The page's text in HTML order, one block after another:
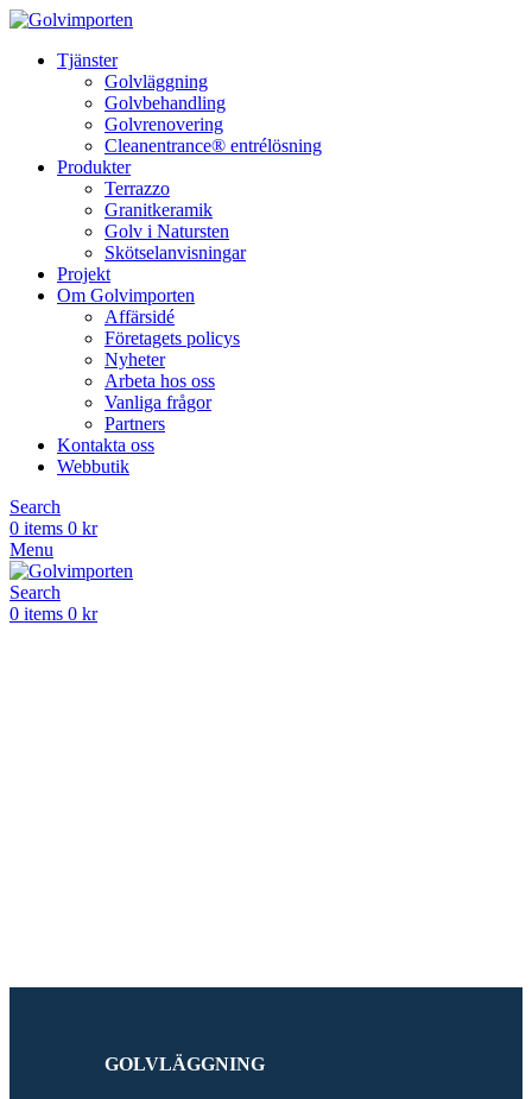
Tjänster
Golvläggning
Golvbehandling
Golvrenovering
Cleanentrance® entrélösning
Produkter
Terrazzo
Granitkeramik
Golv i Natursten
Skötselanvisningar
Projekt
Om Golvimporten
Affärsidé
Företagets policys
Nyheter
Arbeta hos oss
Vanliga frågor
Partners
Kontakta oss
Webbutik
Search
0 items 0 kr
Menu
Search
0 items 0 kr
GOLVLÄGGNING